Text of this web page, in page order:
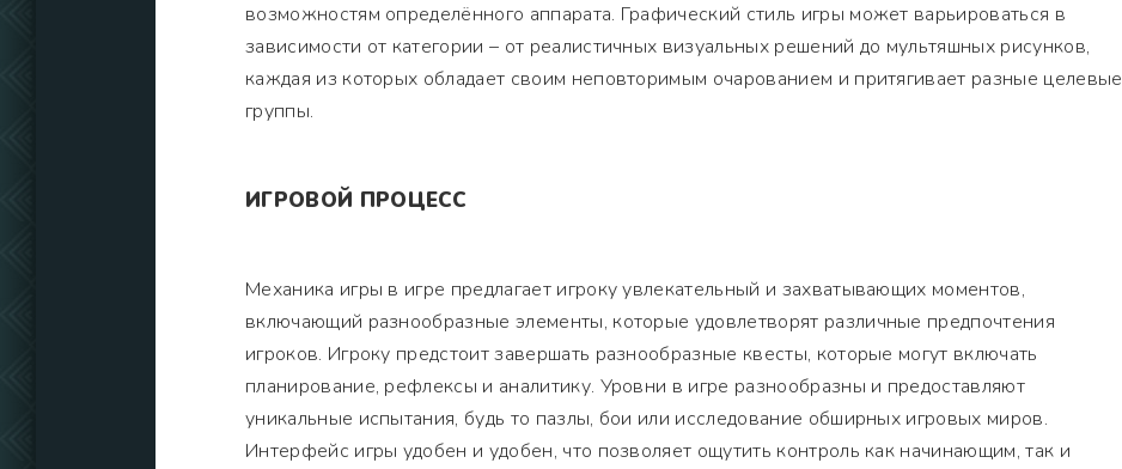
возможностям определённого аппарата. Графический стиль игры может варьироваться в
зависимости от категории – от реалистичных визуальных решений до мультяшных рисунков,
каждая из которых обладает своим неповторимым очарованием и притягивает разные целевые
группы.
ИГРОВОЙ ПРОЦЕСС
Механика игры в игре предлагает игроку увлекательный и захватывающих моментов,
включающий разнообразные элементы, которые удовлетворят различные предпочтения
игроков. Игроку предстоит завершать разнообразные квесты, которые могут включать
планирование, рефлексы и аналитику. Уровни в игре разнообразны и предоставляют
уникальные испытания, будь то пазлы, бои или исследование обширных игровых миров.
Интерфейс игры удобен и удобен, что позволяет ощутить контроль как начинающим, так и